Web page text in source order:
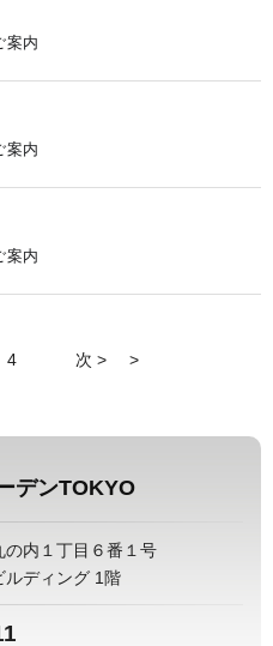
案内
案内
案内
4 次
デンTOKYO
内１丁目６番１号
ルディング 1階